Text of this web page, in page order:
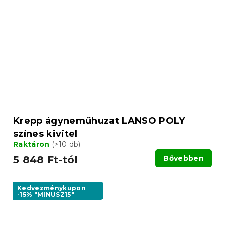
Krepp ágyneműhuzat LANSO POLY
színes kivitel
Raktáron (>10 db)
5 848 Ft-tól Bővebben
Kedvezménykupon
-15% "MINUSZ15"